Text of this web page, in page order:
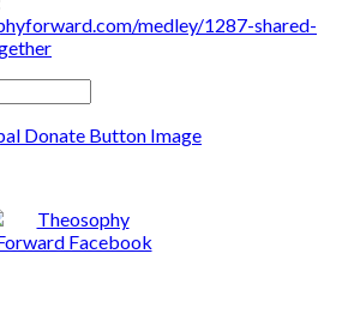
medley/1287-shared-